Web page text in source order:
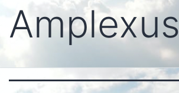
Amplexus